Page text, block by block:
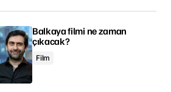
Balkaya filmi ne zaman
çıkacak?
Film